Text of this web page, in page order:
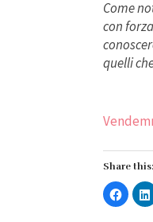
Come
con
quelli
Share this:
Fai
clic